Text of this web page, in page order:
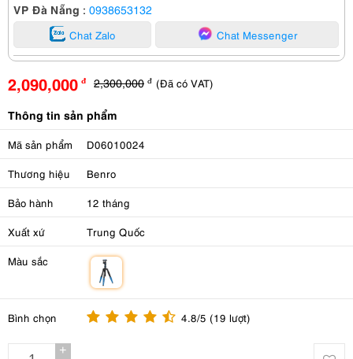
VP Đà Nẵng : 0938653132
Chat Zalo Chat Messenger
2,090,000 đ 2,300,000 đ (Đã có VAT)
Thông tin sản phẩm
Mã sản phẩm D06010024
Thương hiệu Benro
Bảo hành 12 tháng
Xuất xứ Trung Quốc
Màu sắc
Bình chọn 4.8/5 (19 lượt)
+